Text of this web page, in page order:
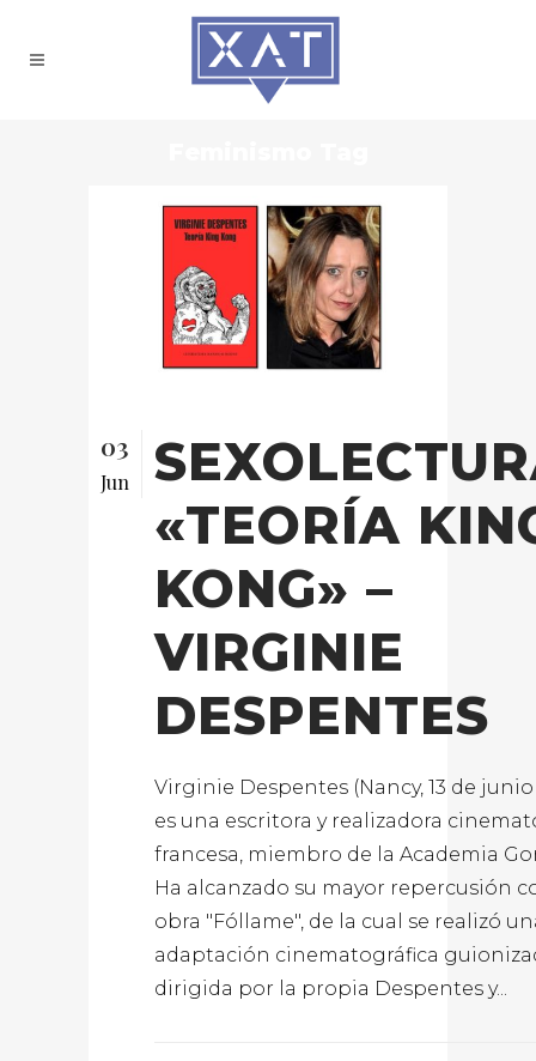
03
Jun
«TEORÍA
KONG» –
VIRGINIE
DESPENTES
Virginie Despentes (Nancy, 13 de junio
es una escritora y realizadora
francesa, miembro de la Academia
Ha alcanzado su mayor repercusión
obra "Fóllame", de la cual se realizó
adaptación cinematográfica
dirigida por la propia Despentes y...